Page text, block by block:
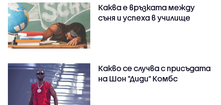
Каква е връзката между
съня и успеха в училище
Какво се случва с присъдата
на Шон "Диди" Комбс